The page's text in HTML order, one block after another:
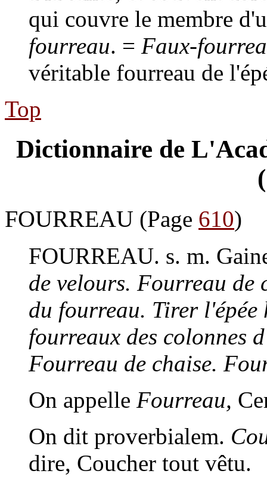
qui couvre le membre
fourreau. = Faux-
véritable fourreau de
Top
Dictionnaire de
FOURREAU (Page 610)
FOURREAU. s. m.
de velours. Fourreau de
du fourreau. Tirer l'épée
fourreaux des colonnes
Fourreau de chaise.
On appelle Fourreau,
On dit proverbialem.
dire, Coucher tout vêtu.